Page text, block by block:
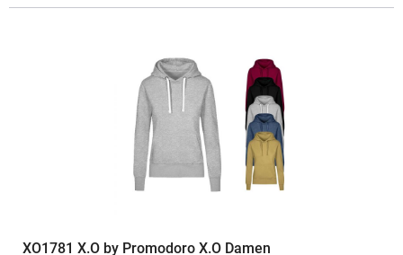
XO1781 X.O by Promodoro X.O Damen